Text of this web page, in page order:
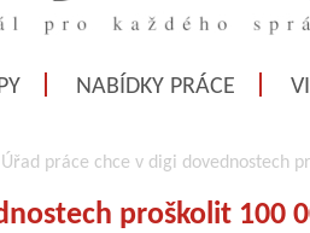
NABÍDKY PRÁCE
Úřad práce chce v digi dovednostech
proškolit 100